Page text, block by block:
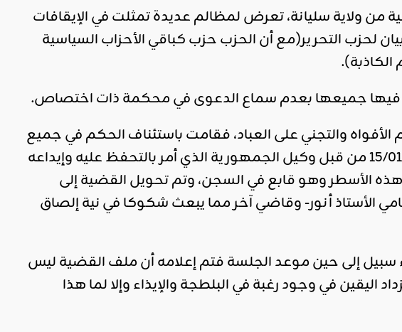
من ولاية سليانة، تعرض لمظالم عديدة تمثلت في الإيقافات
لحزب التحرير(مع أن الحزب حزب كباقي الأحزاب السياسية
فيها جميعها بعدم سماع الدعوى في محكمة ذات اختصاص.
والتجني على العباد، فقامت باستئناف الحكم في جميع
القضايا وتم استدعاء الأستاذ أنور من جديد يوم الاثنين 15/01/2018 من قبل وكيل الجمهورية الذي أمر بالتحفظ عليه وإيداعه
يوم 22/01/2018 وإلى حد كتابة هذه الأسطر وهو قابع في السجن، وتم تحويل القضية إلى
أنور- وقاضي آخر مما يبعث شكوكا في نية إلصاق
سبيل إلى حين موعد الجلسة فتم إعلامه أن ملف القضية ليس
اليقين في وجود رغبة في البلطجة والإيذاء وإلا لما هذا